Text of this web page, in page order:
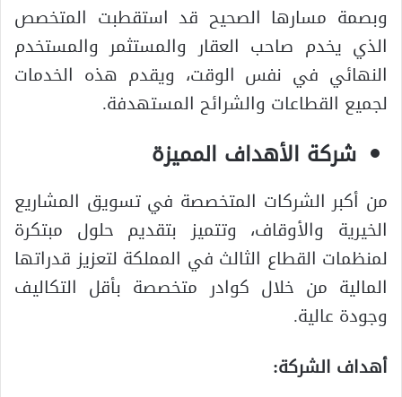
وبصمة مسارها الصحيح قد استقطبت المتخصص
الذي يخدم صاحب العقار والمستثمر والمستخدم
النهائي في نفس الوقت، ويقدم هذه الخدمات
لجميع القطاعات والشرائح المستهدفة.
شركة الأهداف المميزة
من أكبر الشركات المتخصصة في تسويق المشاريع
الخيرية والأوقاف، وتتميز بتقديم حلول مبتكرة
لمنظمات القطاع الثالث في المملكة لتعزيز قدراتها
المالية من خلال كوادر متخصصة بأقل التكاليف
وجودة عالية.
أهداف الشركة: